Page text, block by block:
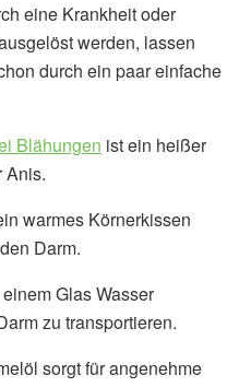
eine Krankheit oder
werden, lassen
durch ein paar einfache
Blähungen ist ein heißer
Anis.
warmes Körnerkissen
Darm.
Glas Wasser
zu transportieren.
sorgt für angenehme